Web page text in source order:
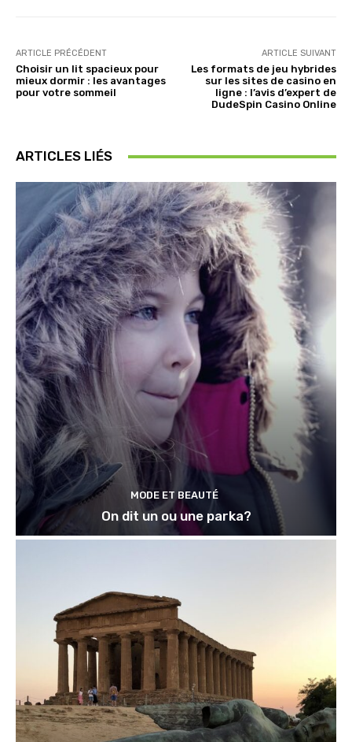
ARTICLE PRÉCÉDENT
Choisir un lit spacieux pour
mieux dormir : les avantages
pour votre sommeil
ARTICLE SUIVANT
Les formats de jeu hybrides
sur les sites de casino en
ligne : l’avis d’expert de
DudeSpin Casino Online
ARTICLES LIÉS
MODE ET BEAUTÉ
On dit un ou une parka?